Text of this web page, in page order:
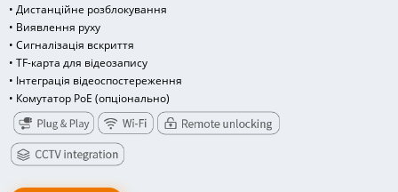
• Дистанційне розблокування
• Виявлення руху
• Сигналізація вскриття
• TF-карта для відеозапису
• Інтеграція відеоспостереження
• Комутатор PoE (опціонально)